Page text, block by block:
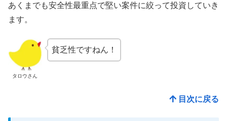
あくまでも安全性最重点で堅い案件に絞って投資していき
ます。
タロウさん
貧乏性ですねん！
目次に戻る